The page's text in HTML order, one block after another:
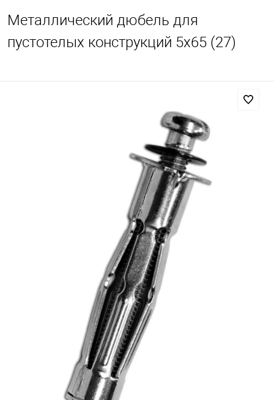
Металлический дюбель для
пустотелых конструкций 5х65 (27)